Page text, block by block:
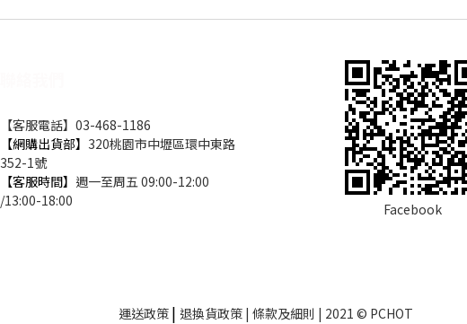
【客服電話】03-468-1186
【網購出貨部】 320桃園市中壢區環中東路
352-1號
【客服時間】 週一至周五 09:00-12:00
/13:00-18:00
Facebook
運送政策 | 退換貨政策 | 條款及細則 | 2021 © PCHOT